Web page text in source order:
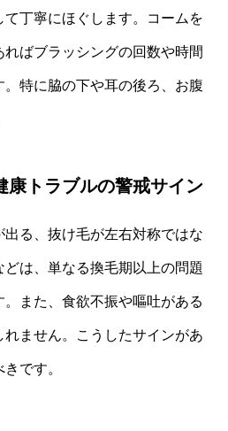
丁寧にほぐします。コームを
ばブラッシングの回数や時間
特に脇の下や耳の後ろ、お腹
康トラブルの警戒サイン
る、抜け毛が左右対称ではな
どは、単なる換毛期以上の問題
また、食欲不振や嘔吐がある
ません。こうしたサインがあ
です。